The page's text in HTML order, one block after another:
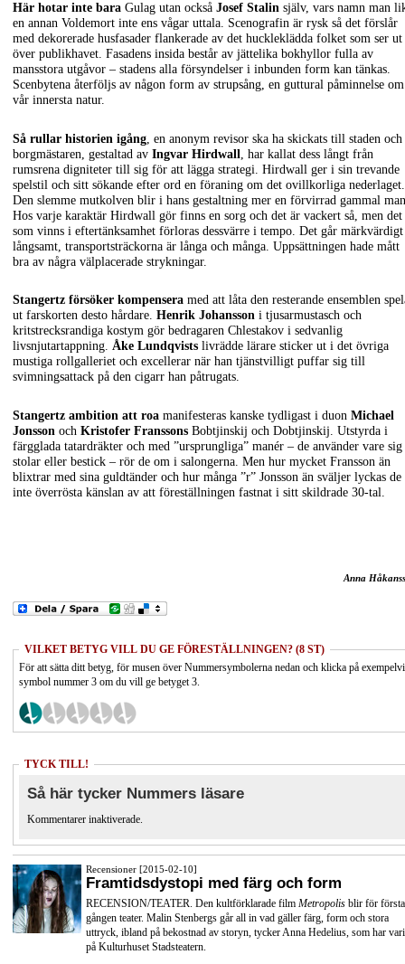
Här hotar inte bara Gulag utan också Josef Stalin själv, vars namn man
en annan Voldemort inte ens vågar uttala. Scenografin är rysk så det förslår
med dekorerade husfasader flankerade av det huckleklädda folket som ser ut
över publikhavet. Fasadens insida består av jättelika bokhyllor fulla av
mansstora utgåvor – stadens alla försyndelser i inbunden form kan tänkas.
Scenbytena återföljs av någon form av strupsång, en guttural påminnelse om
vår innersta natur.
Så rullar historien igång , en anonym revisor ska ha skickats till staden och
borgmästaren, gestaltad av Ingvar Hirdwall , har kallat dess långt från
rumsrena digniteter till sig för att lägga strategi. Hirdwall ger i sin trevande
spelstil och sitt sökande efter ord en föraning om det ovillkorliga nederlaget.
Den slemme mutkolven blir i hans gestaltning mer en förvirrad gammal
Hos varje karaktär Hirdwall gör finns en sorg och det är vackert så, men det
som vinns i eftertänksamhet förloras dessvärre i tempo. Det går märkvärdigt
långsamt, transportsträckorna är långa och många. Uppsättningen hade mått
bra av några välplacerade strykningar.
Stangertz försöker kompensera med att låta den resterande ensemblen
ut farskorten desto hårdare. Henrik Johansson i tjusarmustasch och
kritstrecksrandiga kostym gör bedragaren Chlestakov i sedvanlig
livsnjutartappning. Åke Lundqvists livrädde lärare sticker ut i det övriga
mustiga rollgalleriet och excellerar när han tjänstvilligt puffar sig till
svimningsattack på den cigarr han påtrugats.
Stangertz ambition att roa manifesteras kanske tydligast i duon Michael
Jonsson och Kristofer Franssons Bobtjinskij och Dobtjinskij. Utstyrda i
färgglada tatardräkter och med ”ursprungliga” manér – de använder vare sig
stolar eller bestick – rör de om i salongerna. Men hur mycket Fransson än
blixtrar med sina guldtänder och hur många ”r” Jonsson än sväljer lyckas de
inte överrösta känslan av att föreställningen fastnat i sitt skildrade 30-tal.
Anna
VILKET BETYG VILL DU GE FÖRESTÄLLNINGEN? (8 ST)
För att sätta ditt betyg, för musen över Nummersymbolerna nedan och klicka på
symbol nummer 3 om du vill ge betyget 3.
TYCK TILL!
Så här tycker Nummers läsare
Kommentarer inaktiverade.
Recensioner [2015-02-10]
Framtidsdystopi med färg och form
RECENSION/TEATER. Den kultförklarade film Metropolis blir för första
gången teater. Malin Stenbergs går all in vad gäller färg, form och stora
uttryck, ibland på bekostnad av storyn, tycker Anna Hedelius, som har
på Kulturhuset Stadsteatern.